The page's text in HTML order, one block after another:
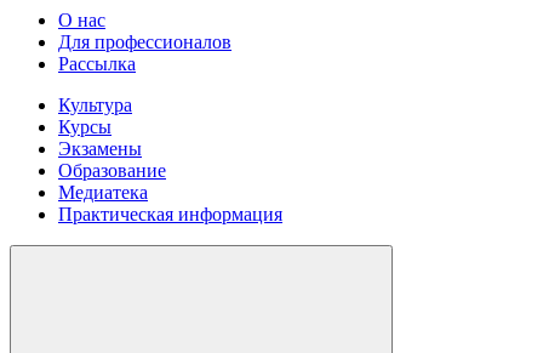
О нас
Для профессионалов
Рассылка
Культура
Курсы
Экзамены
Образование
Медиатека
Практическая информация